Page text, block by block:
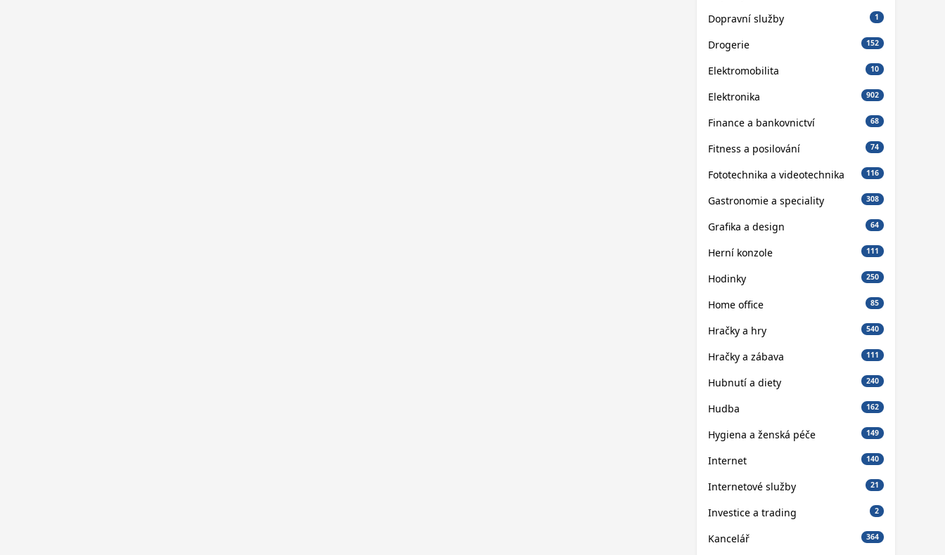
Dopravní služby 1
Drogerie 152
Elektromobilita 10
Elektronika 902
Finance a bankovnictví 68
Fitness a posilování 74
Fototechnika a videotechnika 116
Gastronomie a speciality 308
Grafika a design 64
Herní konzole 111
Hodinky 250
Home office 85
Hračky a hry 540
Hračky a zábava 111
Hubnutí a diety 240
Hudba 162
Hygiena a ženská péče 149
Internet 140
Internetové služby 21
Investice a trading 2
Kancelář 364